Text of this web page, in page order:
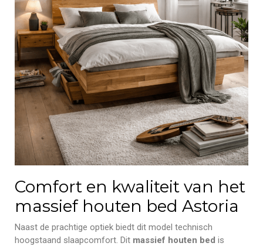
Comfort en kwaliteit van het
massief houten bed Astoria
Naast de prachtige optiek biedt dit model technisch
hoogstaand slaapcomfort. Dit massief houten bed is